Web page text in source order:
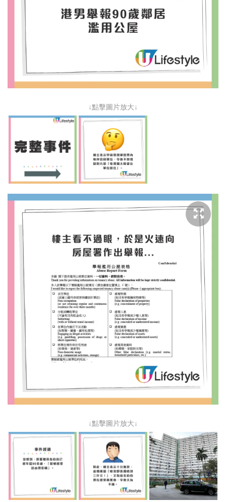
↓點擊圖片放大↓
↓點擊圖片放大↓